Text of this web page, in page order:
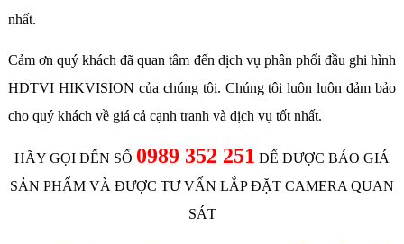
nhất.
Cảm ơn quý khách đã quan tâm đến dịch vụ phân phối đầu ghi hình
HDTVI HIKVISION của chúng tôi. Chúng tôi luôn luôn đảm bảo
cho quý khách về giá cả cạnh tranh và dịch vụ tốt nhất.
HÃY GỌI ĐẾN SỐ 0989 352 251 ĐỂ ĐƯỢC BÁO GIÁ
SẢN PHẨM VÀ ĐƯỢC TƯ VẤN LẮP ĐẶT CAMERA QUAN
SÁT